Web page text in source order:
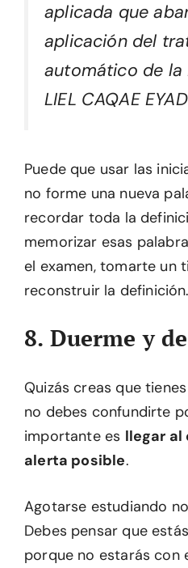
aplicada que
aplicación del
automático de la
LIEL CAQAE
Puede que usar las
no forme una nueva
recordar toda la
memorizar esas
el examen, tomarte un
reconstruir la definición.
8. Duerme y
Quizás creas que
no debes confundirte
importante es llegar al
alerta posible.
Agotarse estudiando
Debes pensar que
porque no estarás con